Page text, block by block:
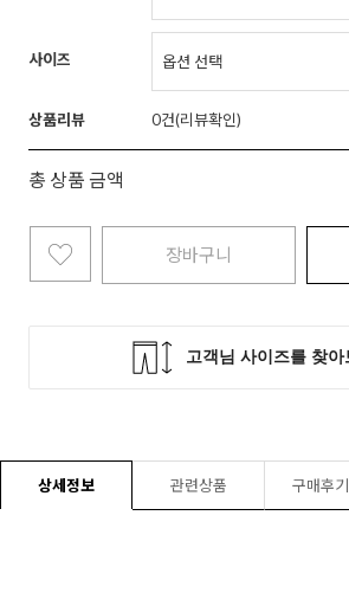
사이즈
상품리뷰 0
총 상품 금액
장바구니
상세정보 관련상품 구매후기